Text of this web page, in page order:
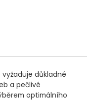
důkladné
a pečlivé
optimálního